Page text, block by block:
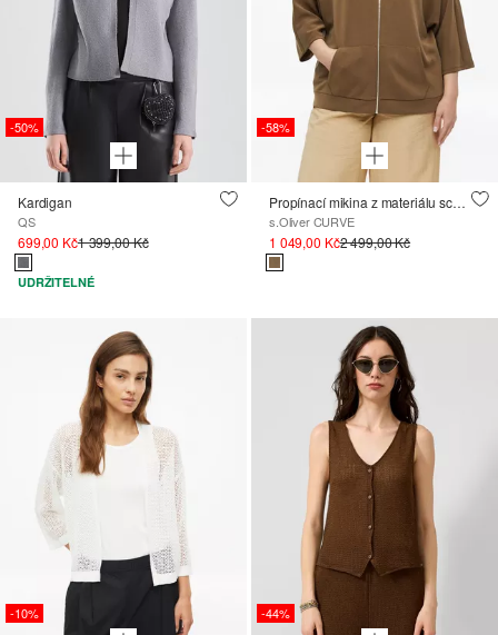
-50%
Kardigan
QS
699,00 Kč1 399,00 Kč
UDRŽITELNÉ
-58%
Propínací mikina z materiálu scuba s širokými 3/4 rukávy
s.Oliver CURVE
1 049,00 Kč2 499,00 Kč
-10% -44%